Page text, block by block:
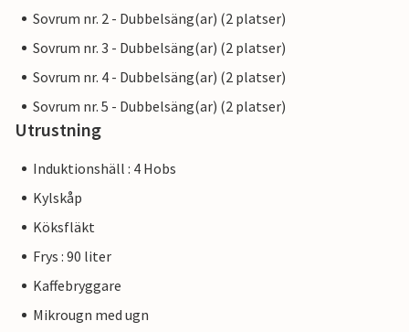
Sovrum nr. 2 - Dubbelsäng(ar) (2 platser)
Sovrum nr. 3 - Dubbelsäng(ar) (2 platser)
Sovrum nr. 4 - Dubbelsäng(ar) (2 platser)
Sovrum nr. 5 - Dubbelsäng(ar) (2 platser)
Utrustning
Induktionshäll : 4 Hobs
Kylskåp
Köksfläkt
Frys : 90 liter
Kaffebryggare
Mikrougn med ugn